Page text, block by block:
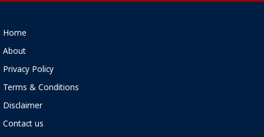
Home
About
Privacy Policy
Terms & Conditions
Disclaimer
Contact us